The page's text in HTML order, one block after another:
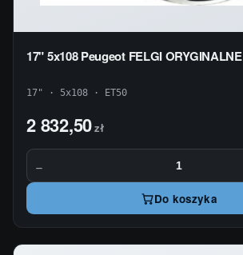
17" 5x108 Peugeot FELGI ORYGINALNE
17" · 5x108 · ET50
2 832,50zł
−
Do koszyka